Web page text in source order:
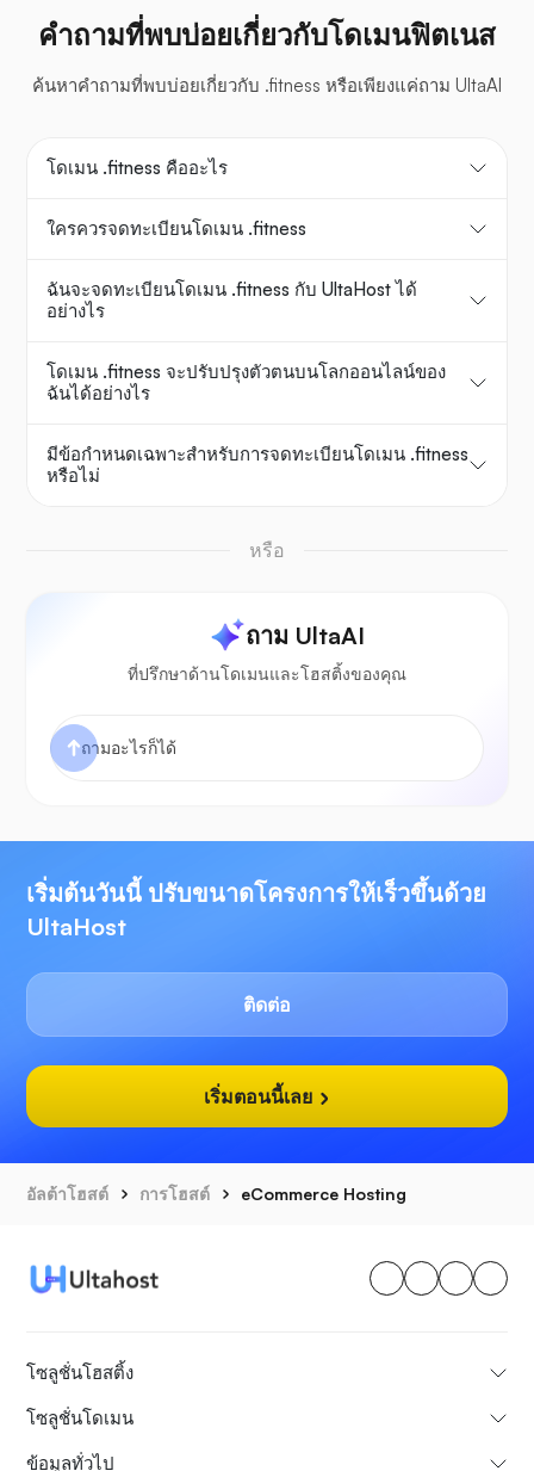
คำถามที่พบบ่อยเกี่ยวกับโดเมนฟิตเนส
ค้นหาคำถามที่พบบ่อยเกี่ยวกับ .fitness หรือเพียงแค่ถาม UltaAI
โดเมน .fitness คืออะไร
ใครควรจดทะเบียนโดเมน .fitness
ฉันจะจดทะเบียนโดเมน .fitness กับ UltaHost ได้
อย่างไร
โดเมน .fitness จะปรับปรุงตัวตนบนโลกออนไลน์ของ
ฉันได้อย่างไร
มีข้อกำหนดเฉพาะสำหรับการจดทะเบียนโดเมน .fitness
หรือไม่
หรือ
ถาม UltaAI
ที่ปรึกษาด้านโดเมนและโฮสติ้งของคุณ
เริ่มต้นวันนี้ ปรับขนาดโครงการให้เร็วขึ้นด้วย
UltaHost
ติดต่อ
เริ่มตอนนี้เลย
อัลต้าโฮสต์ การโฮสต์ eCommerce Hosting
โซลูชั่นโฮสติ้ง
โซลูชั่นโดเมน
ข้อมูลทั่วไป